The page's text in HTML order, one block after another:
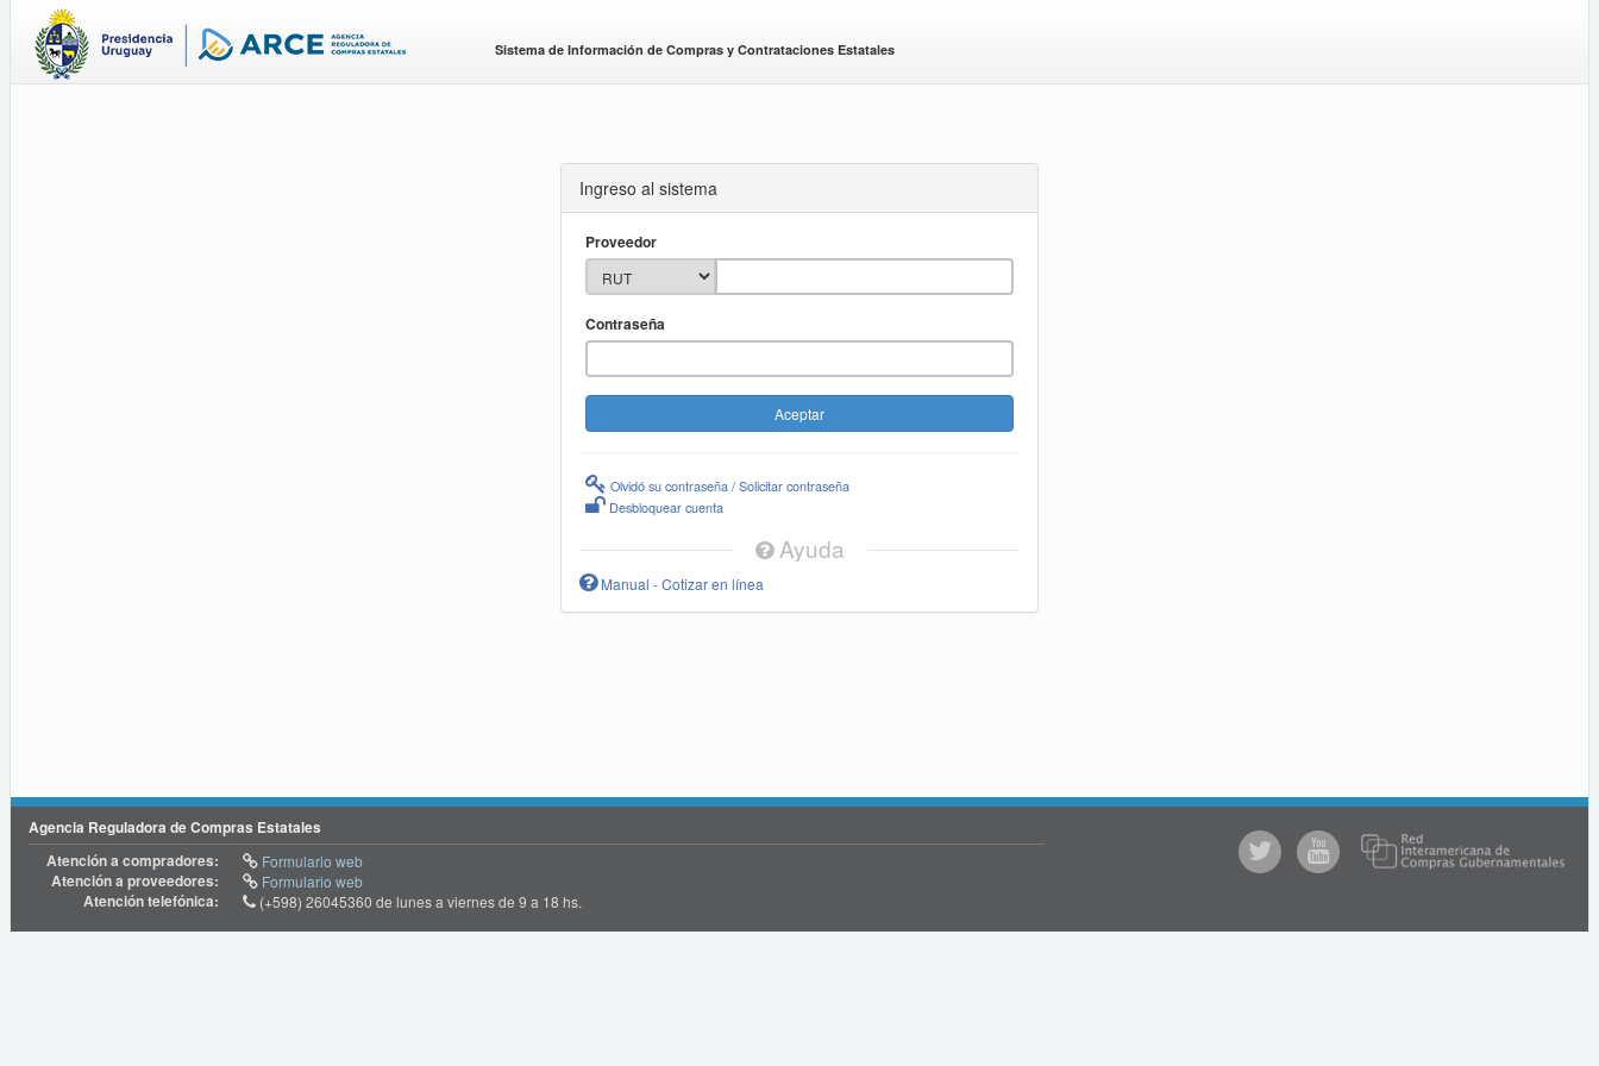
Sistema de Información de Compras y Contrataciones Estatales
Ingreso al sistema
Proveedor
Contraseña
Olvidó su contraseña / Solicitar contraseña
Desbloquear cuenta
Ayuda
Manual - Cotizar en línea
Agencia Reguladora de Compras Estatales
Atención a compradores:
Formulario web
Atención a proveedores: Formulario web
Atención telefónica: (+598) 26045360 de lunes a viernes de 9 a 18 hs.
@comprasgubuy
ACCE
Youtube